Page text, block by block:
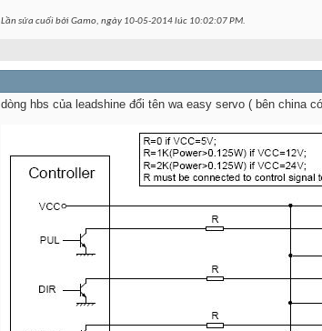
Lần sửa cuối bởi Gamo, ngày 10-05-2014 lúc 10:02:07 PM.
dòng hbs của leadshine đổi tên wa easy servo ( bên china